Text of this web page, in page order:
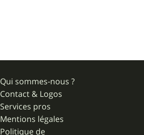
Qui sommes-nous ?
Contact & Logos
Services pros
Mentions légales
Politique de